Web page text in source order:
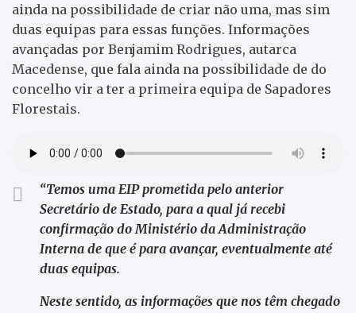
ainda na possibilidade de criar não uma, mas sim
duas equipas para essas funções. Informações
avançadas por Benjamim Rodrigues, autarca
Macedense, que fala ainda na possibilidade de do
concelho vir a ter a primeira equipa de Sapadores
Florestais.
“Temos uma EIP prometida pelo anterior
Secretário de Estado, para a qual já recebi
confirmação do Ministério da Administração
Interna de que é para avançar, eventualmente até
duas equipas.
Neste sentido, as informações que nos têm chegado